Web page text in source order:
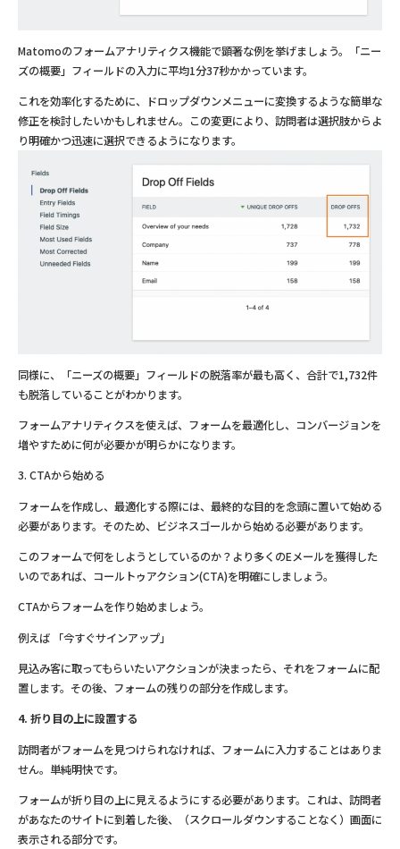
Matomoのフォームアナリティクス機能で顕著な例を挙げましょう。「ニー
ズの概要」フィールドの入力に平均1分37秒かかっています。
これを効率化するために、ドロップダウンメニューに変換するような簡単な
修正を検討したいかもしれません。この変更により、訪問者は選択肢からよ
り明確かつ迅速に選択できるようになります。
同様に、「ニーズの概要」フィールドの脱落率が最も高く、合計で1,732件
も脱落していることがわかります。
フォームアナリティクスを使えば、フォームを最適化し、コンバージョンを
増やすために何が必要かが明らかになります。
3. CTAから始める
フォームを作成し、最適化する際には、最終的な目的を念頭に置いて始める
必要があります。そのため、ビジネスゴールから始める必要があります。
このフォームで何をしようとしているのか？より多くのEメールを獲得した
いのであれば、コールトゥアクション(CTA)を明確にしましょう。
CTAからフォームを作り始めましょう。
例えば 「今すぐサインアップ」
見込み客に取ってもらいたいアクションが決まったら、それをフォームに配
置します。その後、フォームの残りの部分を作成します。
4. 折り目の上に設置する
訪問者がフォームを見つけられなければ、フォームに入力することはありま
せん。単純明快です。
フォームが折り目の上に見えるようにする必要があります。これは、訪問者
があなたのサイトに到着した後、（スクロールダウンすることなく）画面に
表示される部分です。